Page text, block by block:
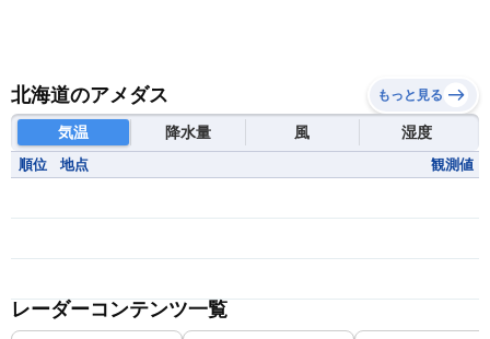
北海道のアメダス もっと見る
気温 降水量 風 湿度
順位 地点 観測値
レーダーコンテンツ一覧